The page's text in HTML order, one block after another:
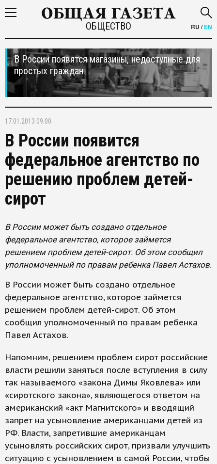
ОБЩЕСТВО RU /EN
В России появятся магазины, недоступные для
простых граждан
17.01.2013 09:00
В России появится
федеральное агентство по
решению проблем детей-
сирот
В России может быть создано отдельное
федеральное агентство, которое займется
решением проблем детей-сирот. Об этом сообщил
уполномоченный по правам ребенка Павел Астахов.
В России может быть создано отдельное
федеральное агентство, которое займется
решением проблем детей-сирот. Об этом
сообщил уполномоченный по правам ребенка
Павел Астахов.
Напомним, решением проблем сирот российские
власти решили заняться после вступления в силу
так называемого «закона Димы Яковлева» или
«сиротского закона», являющегося ответом на
американский «акт Магнитского» и вводящий
запрет на усыновление американцами детей из
РФ. Власти, запретившие американцам
усыновлять российских сирот, призвали улучшить
ситуацию с усыновлением в самой России, чтобы